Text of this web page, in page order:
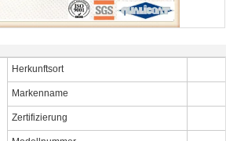
Herkunftsort
Markenname
Zertifizierung